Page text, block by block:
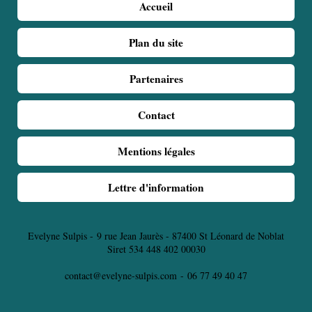
Accueil
Plan du site
Partenaires
Contact
Mentions légales
Lettre d'information
Evelyne Sulpis - 9 rue Jean Jaurès - 87400 St Léonard de Noblat
Siret 534 448 402 00030
contact@evelyne-sulpis.com - 06 77 49 40 47